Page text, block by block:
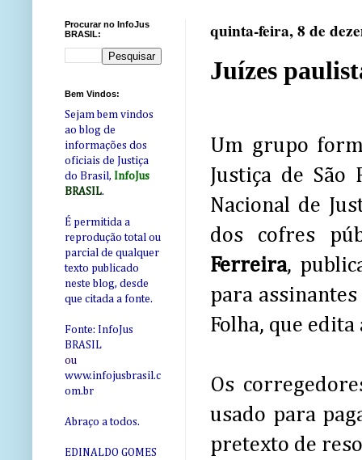
quinta-feira, 8 de
Juízes
Um grupo
Justiça de São
Nacional de
dos cofres
Ferreira,
para
Folha, que edita
Os
usado para
pretexto de
Procurar no InfoJus
BRASIL:
Bem Vindos:
Sejam bem vindos
ao blog de
informações dos
oficiais de Justiça
do Brasil, InfoJus
BRASIL.
É permitida a
reprodução total ou
parcial de qualquer
texto publicado
neste blog, desde
que citada a fonte.
Fonte: InfoJus
BRASIL
ou
www.infojusbrasil.c
om.br
Abraço a todos.
EDINALDO GOMES